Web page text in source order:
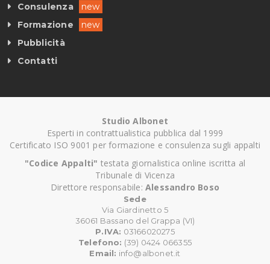
Consulenza
new
Formazione
new
Pubblicità
Contatti
Studio Albonet
Esperti in contrattualistica pubblica dal 1999
Certificato ISO 9001 per formazione e consulenza sugli appalti
"Codice Appalti" testata giornalistica online iscritta al
Tribunale di Vicenza
Direttore responsabile: Alessandro Boso
Sede
Via Giardinetto 5
36061 Bassano del Grappa (VI)
P.IVA: 03166020275
Telefono: (39) 0424 066355
Email: info@albonet.it